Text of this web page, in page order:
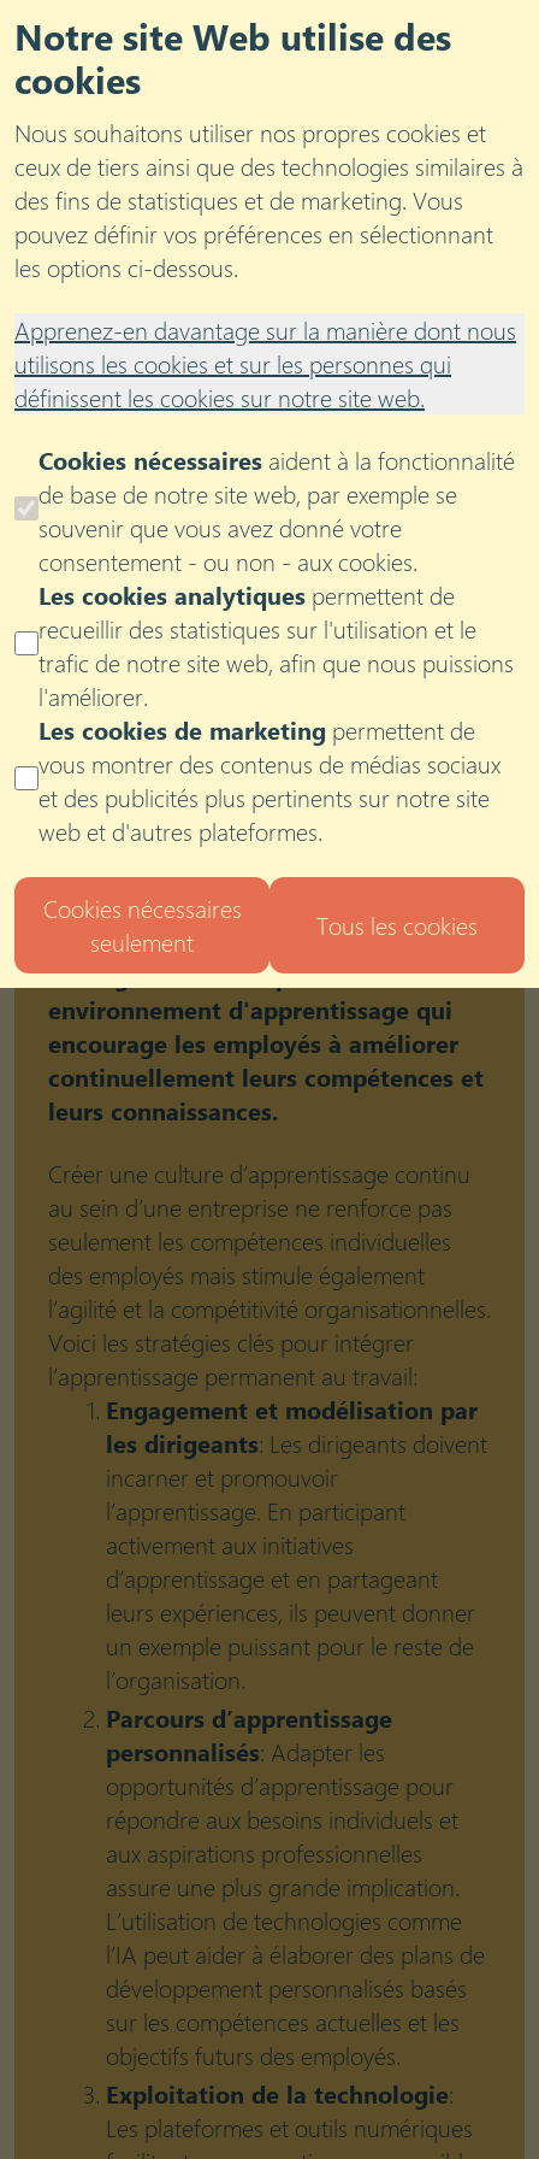
Notre site Web utilise des
cookies
Nous souhaitons utiliser nos propres cookies et
ceux de tiers ainsi que des technologies similaires à
des fins de statistiques et de marketing. Vous
pouvez définir vos préférences en sélectionnant
les options ci-dessous.
Apprenez-en davantage sur la manière dont nous
utilisons les cookies et sur les personnes qui
définissent les cookies sur notre site web.
Cookies nécessaires aident à la fonctionnalité
de base de notre site web, par exemple se
souvenir que vous avez donné votre
consentement - ou non - aux cookies.
Les cookies analytiques permettent de
recueillir des statistiques sur l'utilisation et le
trafic de notre site web, afin que nous puissions
l'améliorer.
Les cookies de marketing permettent de
vous montrer des contenus de médias sociaux
et des publicités plus pertinents sur notre site
web et d'autres plateformes.
Cookies nécessaires
seulement
Tous les cookies
Blog
Favoriser une culture de l'apprentissage continu en
milieu de travail
Favoriser une culture
de l'apprentissage
continu en milieu de
travail
Habiliter les équipes à
prospérer grâce à
l'apprentissage permanent
Imaginez un lieu de travail où
l'apprentissage et le développement
continus sont au cœur de sa culture,
transformant les défis en opportunités
de croissance. Cet article explore des
stratégies efficaces pour cultiver un
environnement d'apprentissage qui
encourage les employés à améliorer
continuellement leurs compétences et
leurs connaissances.
Créer une culture d’apprentissage continu
au sein d’une entreprise ne renforce pas
seulement les compétences individuelles
des employés mais stimule également
l’agilité et la compétitivité organisationnelles.
Voici les stratégies clés pour intégrer
l’apprentissage permanent au travail:
Engagement et modélisation par
les dirigeants: Les dirigeants doivent
incarner et promouvoir
l’apprentissage. En participant
activement aux initiatives
d’apprentissage et en partageant
leurs expériences, ils peuvent donner
un exemple puissant pour le reste de
l’organisation.
Parcours d’apprentissage
personnalisés: Adapter les
opportunités d’apprentissage pour
répondre aux besoins individuels et
aux aspirations professionnelles
assure une plus grande implication.
L’utilisation de technologies comme
l’IA peut aider à élaborer des plans de
développement personnalisés basés
sur les compétences actuelles et les
objectifs futurs des employés.
Exploitation de la technologie:
Les plateformes et outils numériques